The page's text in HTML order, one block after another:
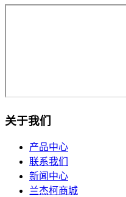
关于我们
产品中心
联系我们
新闻中心
兰杰柯商城